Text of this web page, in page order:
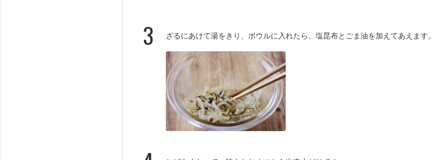
3 ざるにあけて湯をきり、ボウルに入れたら、塩昆布とごま油を加えてあえます。